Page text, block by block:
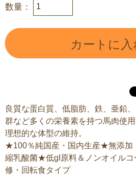
カートに入
良質な蛋白質、低脂肪、鉄、亜鉛
群など多くの栄養素を持つ馬肉使
理想的な体型の維持。
★100％純国産・国内生産★無添加
縮乳酸菌★低gI原料＆ノンオイル
修・回転食タイプ